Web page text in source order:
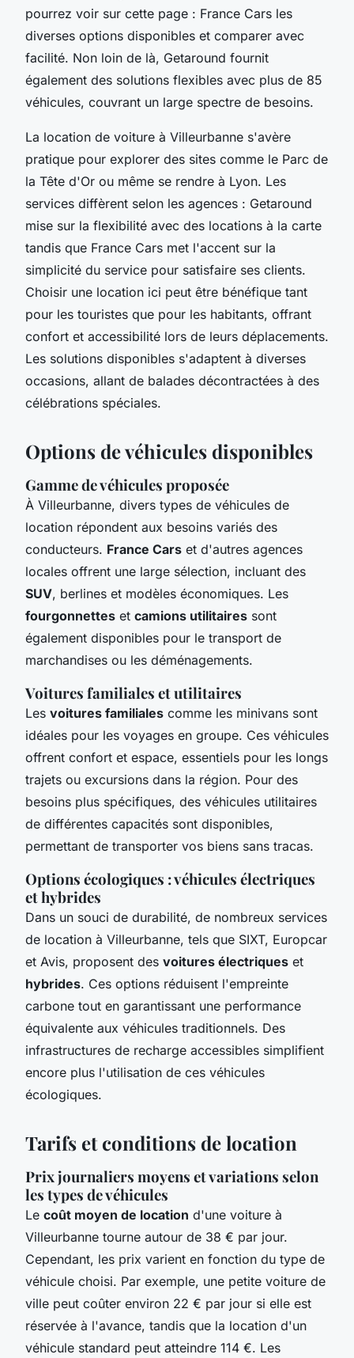
pourrez voir sur cette page : France Cars les
diverses options disponibles et comparer avec
facilité. Non loin de là, Getaround fournit
également des solutions flexibles avec plus de 85
véhicules, couvrant un large spectre de besoins.
La location de voiture à Villeurbanne s'avère
pratique pour explorer des sites comme le Parc de
la Tête d'Or ou même se rendre à Lyon. Les
services diffèrent selon les agences : Getaround
mise sur la flexibilité avec des locations à la carte
tandis que France Cars met l'accent sur la
simplicité du service pour satisfaire ses clients.
Choisir une location ici peut être bénéfique tant
pour les touristes que pour les habitants, offrant
confort et accessibilité lors de leurs déplacements.
Les solutions disponibles s'adaptent à diverses
occasions, allant de balades décontractées à des
célébrations spéciales.
Options de véhicules disponibles
Gamme de véhicules proposée
À Villeurbanne, divers types de véhicules de
location répondent aux besoins variés des
conducteurs. France Cars et d'autres agences
locales offrent une large sélection, incluant des
SUV, berlines et modèles économiques. Les
fourgonnettes et camions utilitaires sont
également disponibles pour le transport de
marchandises ou les déménagements.
Voitures familiales et utilitaires
Les voitures familiales comme les minivans sont
idéales pour les voyages en groupe. Ces véhicules
offrent confort et espace, essentiels pour les longs
trajets ou excursions dans la région. Pour des
besoins plus spécifiques, des véhicules utilitaires
de différentes capacités sont disponibles,
permettant de transporter vos biens sans tracas.
Options écologiques : véhicules électriques
et hybrides
Dans un souci de durabilité, de nombreux services
de location à Villeurbanne, tels que SIXT, Europcar
et Avis, proposent des voitures électriques et
hybrides. Ces options réduisent l'empreinte
carbone tout en garantissant une performance
équivalente aux véhicules traditionnels. Des
infrastructures de recharge accessibles simplifient
encore plus l'utilisation de ces véhicules
écologiques.
Tarifs et conditions de location
Prix journaliers moyens et variations selon
les types de véhicules
Le coût moyen de location d'une voiture à
Villeurbanne tourne autour de 38 € par jour.
Cependant, les prix varient en fonction du type de
véhicule choisi. Par exemple, une petite voiture de
ville peut coûter environ 22 € par jour si elle est
réservée à l'avance, tandis que la location d'un
véhicule standard peut atteindre 114 €. Les